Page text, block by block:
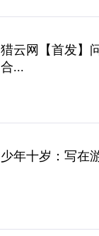
猎云网【首发】
合...
少年十岁：写在